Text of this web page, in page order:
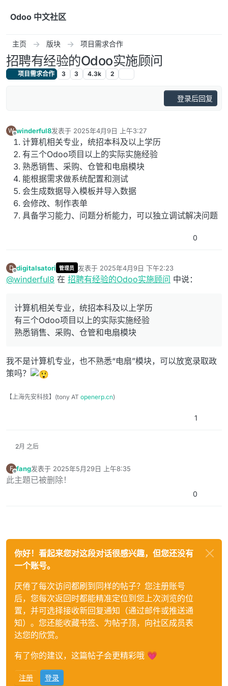
Odoo 中文社区
主页 版块 项目需求合作
招聘有经验的Odoo实施顾问
项目需求合作 3 3 4.3k 2
登录后回复
W
离线
winderful8发表于 2025年4月9日 上午3:27
最后由 编辑
计算机相关专业，统招本科及以上学历
有三个Odoo项目以上的实际实施经验
熟悉销售、采购、仓管和电扇模块
能根据需求做系统配置和测试
会生成数据导入模板并导入数据
会修改、制作表单
具备学习能力、问题分析能力，可以独立调试解决问题
0
D
离线
digitalsatori 管理员 发表于 2025年4月9日 下午2:23
最后由 digitalsatori 编辑 2025年4月9日 上午7:29
@winderful8 在 招聘有经验的Odoo实施顾问 中说：
计算机相关专业，统招本科及以上学历
有三个Odoo项目以上的实际实施经验
熟悉销售、采购、仓管和电扇模块
我不是计算机专业，也不熟悉“电扇”模块，可以放宽录取政
策吗？
【上海先安科技】(tony AT openerp.cn)
1
2月 之后
F
离线
fang发表于 2025年5月29日 上午8:35
最后由 编辑
此主題已被删除！
0
你好！看起来您对这段对话很感兴趣，但您还没有
一个账号。
厌倦了每次访问都刷到同样的帖子？您注册账号
后，您每次返回时都能精准定位到您上次浏览的位
置，并可选择接收新回复通知（通过邮件或推送通
知）。您还能收藏书签、为帖子顶，向社区成员表
达您的欣赏。
有了你的建议，这篇帖子会更精彩哦 💗
注册 登录